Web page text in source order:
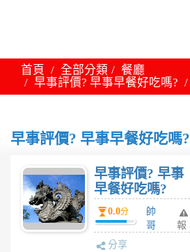
首頁 全部分類
餐廳
早事評價? 早事早餐好吃嗎?
早事評價? 早事早餐好吃嗎?
早事評價? 早事
早餐好吃嗎?
0.0分
帥
哥
報
分享